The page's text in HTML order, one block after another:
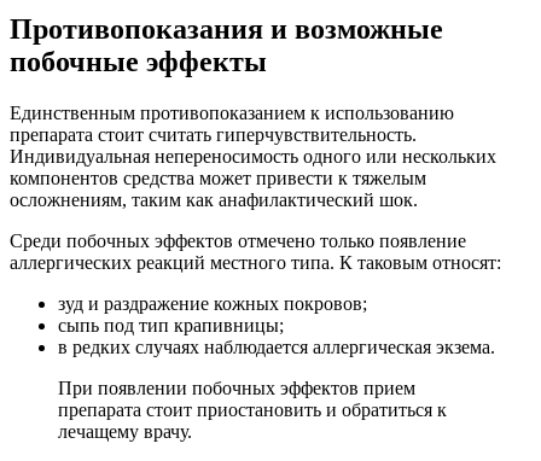
Противопоказания и возможные
побочные эффекты
Единственным противопоказанием к использованию
препарата стоит считать гиперчувствительность.
Индивидуальная непереносимость одного или нескольких
компонентов средства может привести к тяжелым
осложнениям, таким как анафилактический шок.
Среди побочных эффектов отмечено только появление
аллергических реакций местного типа. К таковым относят:
зуд и раздражение кожных покровов;
сыпь под тип крапивницы;
в редких случаях наблюдается аллергическая экзема.
При появлении побочных эффектов прием
препарата стоит приостановить и обратиться к
лечащему врачу.